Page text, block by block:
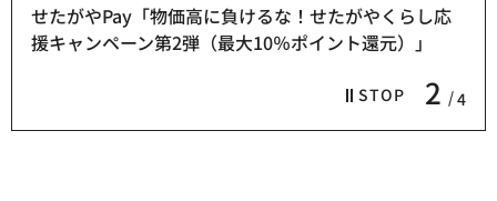
STOP 2 4
せたがやPay「物価高に負けるな！せたがやくらし応
援キャンペーン第2弾（最大10％ポイント還元）」